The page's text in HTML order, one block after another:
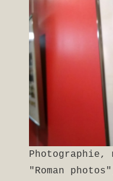
Photographie,
"Roman